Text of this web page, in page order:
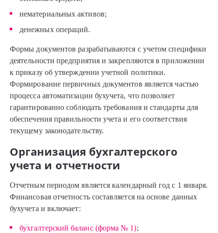
нематериальных активов;
денежных операций.
Формы документов разрабатываются с учетом специфики
деятельности предприятия и закрепляются в приложении
к приказу об утверждении учетной политики.
Формирование первичных документов является частью
процесса автоматизации бухучета, что позволяет
гарантированно соблюдать требования и стандарты для
обеспечения правильности учета и его соответствия
текущему законодательству.
Организация бухгалтерского
учета и отчетности
Отчетным периодом является календарный год с 1 января.
Финансовая отчетность составляется на основе данных
бухучета и включает:
бухгалтерский баланс (форма № 1);